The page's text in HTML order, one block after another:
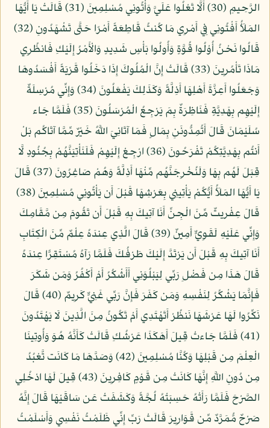
الرَّحِيمِ (30) أَلَّا تَعْلُوا عَلَيَّ وَأْتُونِي مُسْلِمِينَ (31) قَالَتْ يَا أَيُّهَا
المَلَأُ أَفْتُونِي فِي أَمْرِي مَا كُنتُ قَاطِعَةً أَمْرًا حَتَّى تَشْهَدُونِ (32)
قَالُوا نَحْنُ أُوْلُوا قُوَّةٍ وَأُولُوا بَأْسٍ شَدِيدٍ وَالْأَمْرُ إِلَيْكِ فَانظُرِي
مَاذَا تَأْمُرِينَ (33) قَالَتْ إِنَّ الْمُلُوكَ إِذَا دَخَلُوا قَرْيَةً أَفْسَدُوهَا
وَجَعَلُوا أَعِزَّةَ أَهْلِهَا أَذِلَّةً وَكَذَلِكَ يَفْعَلُونَ (34) وَإِنِّي مُرْسِلَةٌ
إِلَيْهِم بِهَدِيَّةٍ فَنَاظِرَةٌ بِمَ يَرْجِعُ الْمُرْسَلُونَ (35) فَلَمَّا جَاء
سُلَيْمَانَ قَالَ أَتُمِدُّونَنِ بِمَالٍ فَمَا آتَانِيَ اللَّهُ خَيْرٌ مِّمَّا آتَاكُم بَلْ
أَنتُم بِهَدِيَّتِكُمْ تَفْرَحُونَ (36) ارْجِعْ إِلَيْهِمْ فَلَنَأْتِيَنَّهُمْ بِجُنُودٍ لَّا
قِبَلَ لَهُم بِهَا وَلَنُخْرِجَنَّهُم مِّنْهَا أَذِلَّةً وَهُمْ صَاغِرُونَ (37) قَالَ
يَا أَيُّهَا المَلَأُ أَيُّكُمْ يَأْتِينِي بِعَرْشِهَا قَبْلَ أَن يَأْتُونِي مُسْلِمِينَ (38)
قَالَ عِفْريتٌ مِّنَ الْجِنِّ أَنَا آتِيكَ بِهِ قَبْلَ أَن تَقُومَ مِن مَّقَامِكَ
وَإِنِّي عَلَيْهِ لَقَوِيٌّ أَمِينٌ (39) قَالَ الَّذِي عِندَهُ عِلْمٌ مِّنَ الْكِتَابِ
أَنَا آتِيكَ بِهِ قَبْلَ أَن يَرْتَدَّ إِلَيْكَ طَرْفُكَ فَلَمَّا رَآهُ مُسْتَقِرًّا عِندَهُ
قَالَ هَذَا مِن فَضْلِ رَبِّي لِيَبْلُوَنِي أَأَشْكُرُ أَمْ أَكْفُرُ وَمَن شَكَرَ
فَإِنَّمَا يَشْكُرُ لِنَفْسِهِ وَمَن كَفَرَ فَإِنَّ رَبِّي غَنِيٌّ كَرِيمٌ (40) قَالَ
نَكِّرُوا لَهَا عَرْشَهَا نَنظُرْ أَتَهْتَدِي أَمْ تَكُونُ مِنَ الَّذِينَ لَا يَهْتَدُونَ
(41) فَلَمَّا جَاءتْ قِيلَ أَهَكَذَا عَرْشُكِ قَالَتْ كَأَنَّهُ هُوَ وَأُوتِينَا
الْعِلْمَ مِن قَبْلِهَا وَكُنَّا مُسْلِمِينَ (42) وَصَدَّهَا مَا كَانَت تَّعْبُدُ
مِن دُونِ اللَّهِ إِنَّهَا كَانَتْ مِن قَوْمٍ كَافِرِينَ (43) قِيلَ لَهَا ادْخُلِي
الصَّرْحَ فَلَمَّا رَأَتْهُ حَسِبَتْهُ لُجَّةً وَكَشَفَتْ عَن سَاقَيْهَا قَالَ إِنَّهُ
صَرْحٌ مُّمَرَّدٌ مِّن قَوَارِيرَ قَالَتْ رَبِّ إِنِّي ظَلَمْتُ نَفْسِي وَأَسْلَمْتُ